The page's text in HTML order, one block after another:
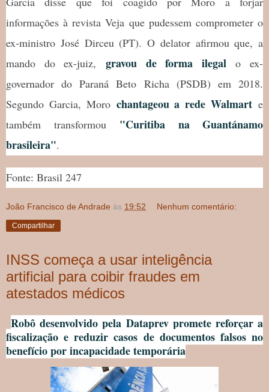
informações à revista Veja que pudessem comprometer o
ex-ministro José Dirceu (PT). O delator afirmou que, a
mando do ex-juiz,
gravou de forma ilegalo ex-
governador do Paraná Beto Richa (PSDB) em 2018.
Segundo Garcia, Moro chantageou a rede Walmart e
também transformou "Curitiba na Guantánamo
brasileira".
Fonte: Brasil 247
João Francisco de Andrade às 19:52 Nenhum comentário:
Compartilhar
INSS começa a usar inteligência
artificial para coibir fraudes em
atestados médicos
Robô desenvolvido pela Dataprev promete reforçar a
fiscalização e reduzir casos de documentos falsos no
benefício por incapacidade temporária